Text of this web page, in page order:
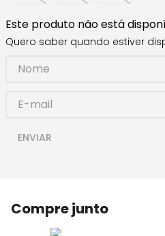
Este produto não está
Quero saber quando estiver
ENVIAR
Compre junto